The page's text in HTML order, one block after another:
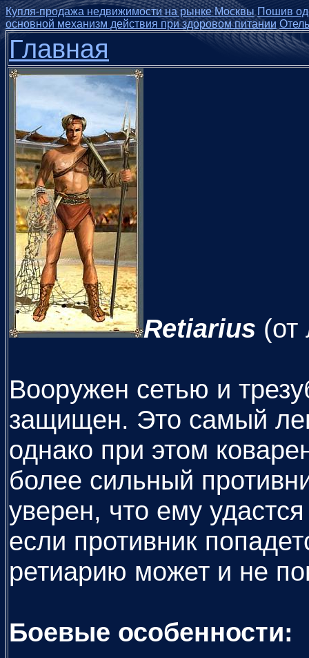
Купля-продажа недвижимости на рынке Москвы Пошив
основной механизм действия при здоровом питании
Главная
Retiarius (от
Вооружен сетью и
защищен. Это самый
однако при этом
более сильный
уверен, что ему
если противник
ретиарию может и не
Боевые особенности: